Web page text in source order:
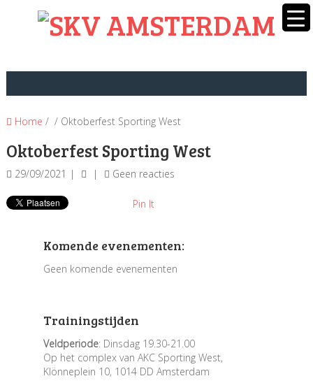
Home / / Oktoberfest Sporting West
Oktoberfest Sporting West
29/09/2021 Geen reacties
Pin It
Komende evenementen:
Geen komende evenementen
Trainingstijden
Veldperiode: Dinsdag 19.30-21.00
Op het complex van AKC Sporting West,
Klönneplein 10, 1014 DD Amsterdam